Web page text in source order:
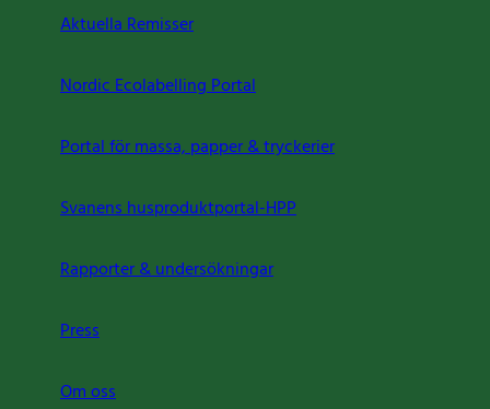
Aktuella Remisser
Nordic Ecolabelling Portal
Portal för massa, papper & tryckerier
Svanens husproduktportal-HPP
Rapporter & undersökningar
Press
Om oss